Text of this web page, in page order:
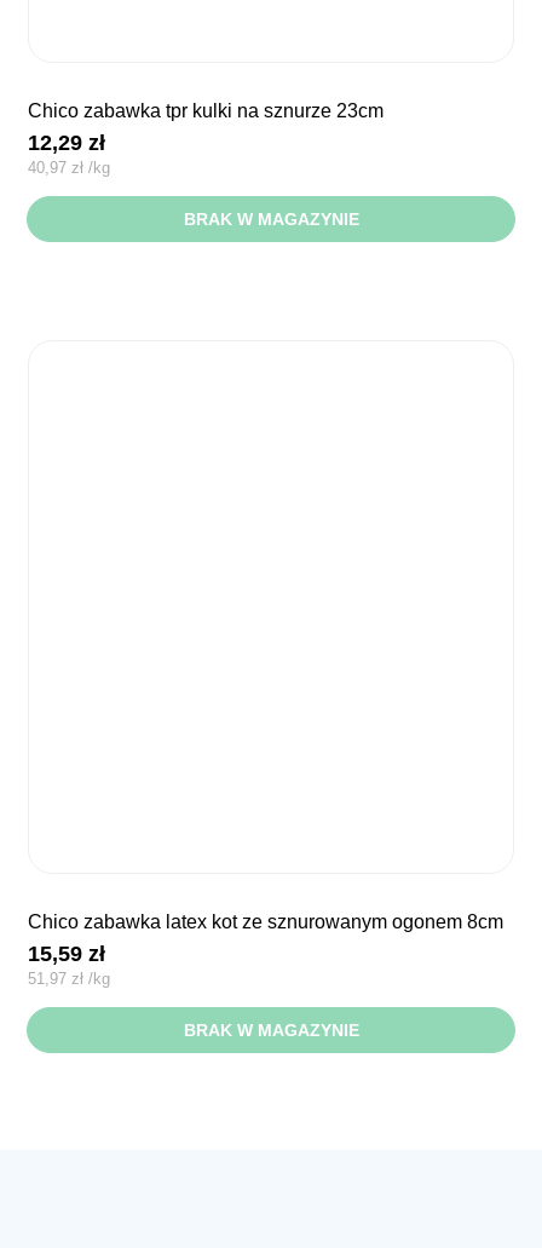
chico zabawka tpr kulki na sznurze 23cm
12,29zł
40,97zł /kg
BRAK W MAGAZYNIE
chico zabawka latex kot ze sznurowanym ogonem 8cm
15,59zł
51,97zł /kg
BRAK W MAGAZYNIE